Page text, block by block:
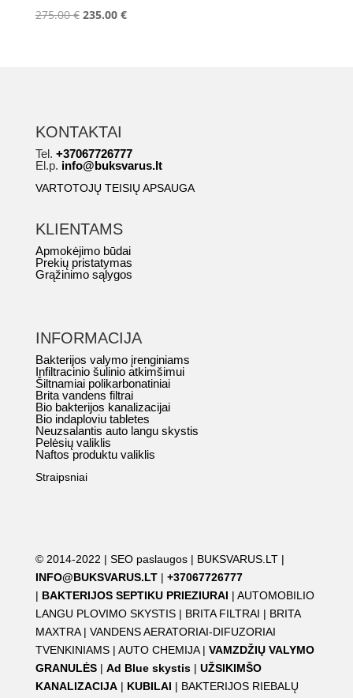
275.00€ Original
235.00 €Current
KONTAKTAI
Tel. +37067726777
El.p. info@buksvarus.lt
VARTOTOJŲ TEISIŲ APSAUGA
KLIENTAMS
Apmokėjimo būdai
Prekių pristatymas
Grąžinimo sąlygos
INFORMACIJA
Bakterijos valymo įrenginiams
Infiltracinio šulinio atkimšimui
Šiltnamiai polikarbonatiniai
Brita vandens filtrai
Bio bakterijos kanalizacijai
Bio indaploviu tabletes
Neuzsalantis auto langu skystis
Pelėsių valiklis
Naftos produktu valiklis
Straipsniai
© 2014-2022 | SEO paslaugos| BUKSVARUS.LT|
INFO@BUKSVARUS.LT| +37067726777
| BAKTERIJOS SEPTIKU PRIEZIURAI | AUTOMOBILIO
LANGU PLOVIMO SKYSTIS| BRITA FILTRAI | BRITA
MAXTRA| VANDENS AERATORIAI-DIFUZORIAI
TVENKINIAMS| AUTO CHEMIJA | VAMZDŽIŲ VALYMO
GRANULĖS| Ad Blue skystis| UŽSIKIMŠO
KANALIZACIJA| KUBILAI | BAKTERIJOS RIEBALŲ